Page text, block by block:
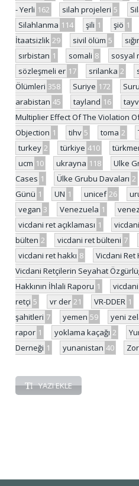
- Yerli 162 silah projeleri 5
Silahlanma 114 şili 1 şiö 1
İtaatsizlik 29 sivil ölüm 5
sırbistan 1 somali 8 sosyal
sözleşmeli er 17 srilanka 2
Ölümleri 358 Suriye 172
arabistan 45 tayland 16
Multiplier Effect Of The Violation
Objection 1 tihv 5 toma 2
turkey 2 türkiye 410
ucm 10 ukrayna 118 Ulke
Cases 1 Ülke Grubu Davaları 2
Günü 1 UN 1 unicef 26
vegan 3 Venezuela 1
vicdani ret açıklaması 1
bülten 2 vicdani ret bülteni 7
vicdani ret hakkı 8
Vicdani Ret
Vicdani Retçilerin Seyahat
Hakkının İhlali Raporu 1
retçi 5 vr der 21 VR-DDER 1
şahitleri 7 yemen 59 yeni
rapor 1 yoklama kaçağı 2
Derneği 1 yunanistan 40
YAZI EKLE